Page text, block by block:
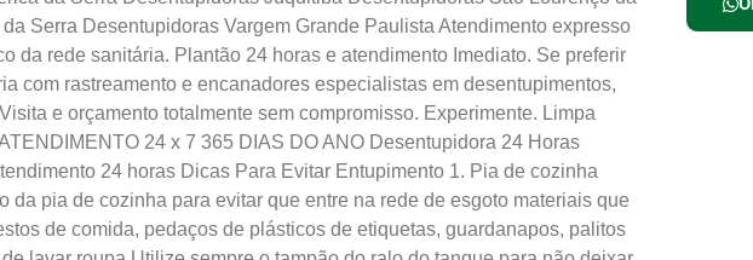
Serra Desentupidoras Vargem Grande Paulista Atendimento expresso
da rede sanitária. Plantão 24 horas e atendimento Imediato. Se preferir
com rastreamento e encanadores especialistas em desentupimentos,
e orçamento totalmente sem compromisso. Experimente. Limpa
24 x 7 365 DIAS DO ANO Desentupidora 24 Horas
24 horas Dicas Para Evitar Entupimento 1. Pia de cozinha
da pia de cozinha para evitar que entre na rede de esgoto materiais que
de comida, pedaços de plásticos de etiquetas, guardanapos, palitos